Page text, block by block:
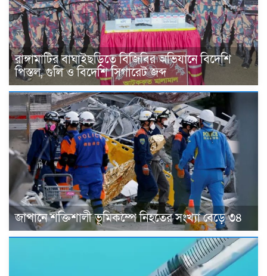
রাঙ্গামাটির বাঘাইছড়িতে বিজিবির অভিযানে বিদেশি
পিস্তল, গুলি ও বিদেশি সিগারেট জব্দ
জাপানে শক্তিশালী ভূমিকম্পে নিহতের সংখ্যা বেড়ে ৩৪